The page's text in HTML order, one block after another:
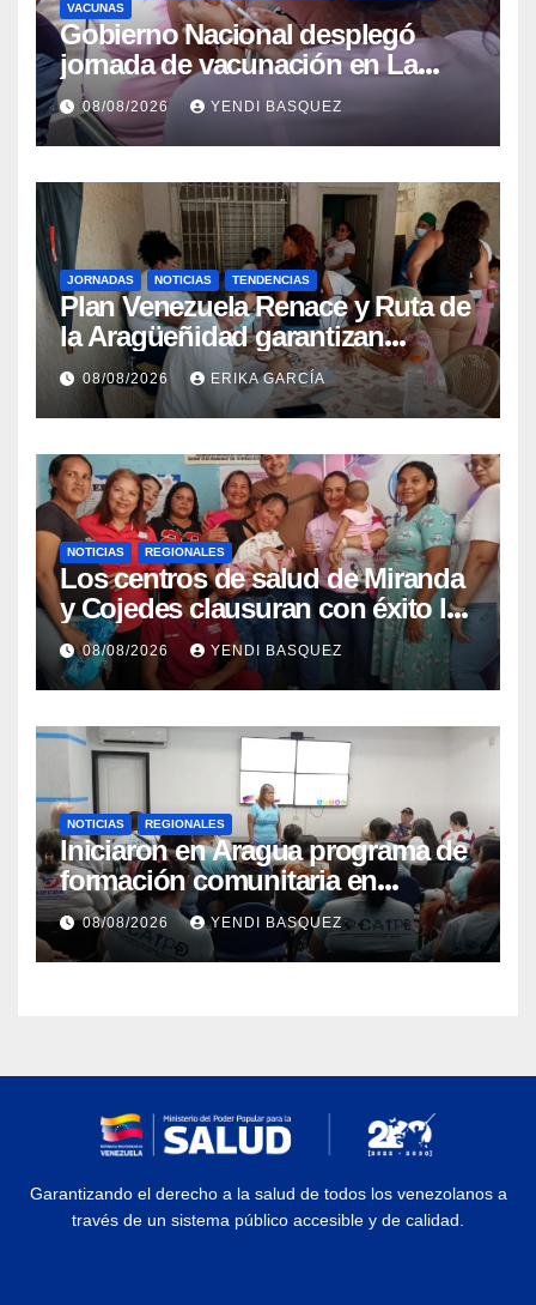
VACUNAS
Gobierno Nacional desplegó
jornada de vacunación en La
Guaira para garantizar protección
epidemiológica
08/08/2026 YENDI BASQUEZ
JORNADAS NOTICIAS TENDENCIAS
Plan Venezuela Renace y Ruta de
la Aragüeñidad garantizan
atención médica integral en
Aragua
08/08/2026 ERIKA GARCÍA
NOTICIAS REGIONALES
Los centros de salud de Miranda
y Cojedes clausuran con éxito la
Semana Mundial de la Lactancia
Materna
08/08/2026 YENDI BASQUEZ
NOTICIAS REGIONALES
Iniciaron en Aragua programa de
formación comunitaria en
atención a personas con
discapacidad
08/08/2026 YENDI BASQUEZ
Garantizando el derecho a la salud de todos los venezolanos a
través de un sistema público accesible y de calidad.